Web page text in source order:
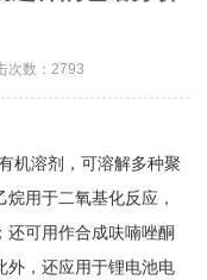
次数：2793
溶剂，可溶解多种聚
用于二氧基化反应，
还可用作合成呋喃唑酮
外，还应用于锂电池电